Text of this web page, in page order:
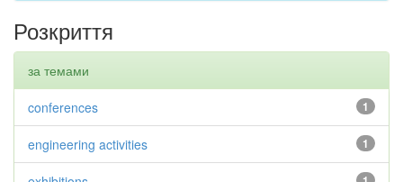
Розкриття
за темами
1
conferences
1
engineering activities